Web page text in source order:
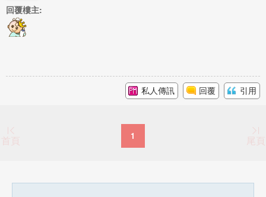
回覆樓主:
私人傳訊 回覆 引用
首頁 1 尾頁